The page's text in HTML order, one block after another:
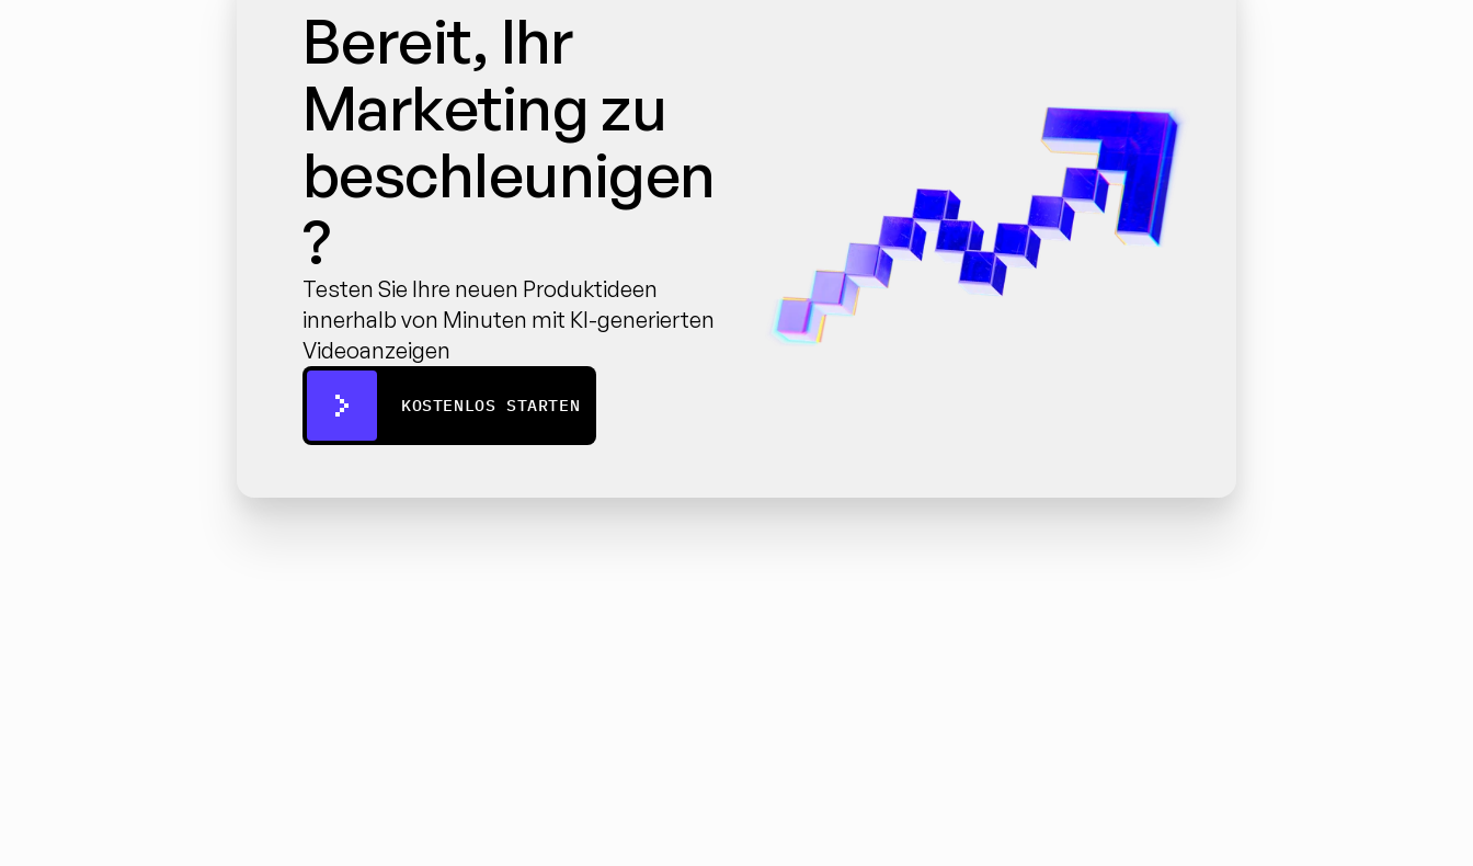
Bereit, Ihr
Marketing zu
beschleunigen
?
Testen Sie Ihre neuen Produktideen
innerhalb von Minuten mit KI-generierten
Videoanzeigen
KOSTENLOS STARTEN